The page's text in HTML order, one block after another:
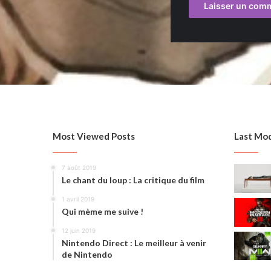
Most Viewed Posts
7 août 2019
Le chant du loup : La critique du film
1 avril 2019
Qui mème me suive !
12 juin 2019
Nintendo Direct : Le meilleur à venir
de Nintendo
Last